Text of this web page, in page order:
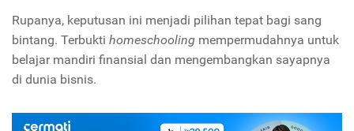
Rupanya, keputusan ini menjadi pilihan tepat bagi sang
bintang. Terbukti homeschooling mempermudahnya untuk
belajar mandiri finansial dan mengembangkan sayapnya
di dunia bisnis.